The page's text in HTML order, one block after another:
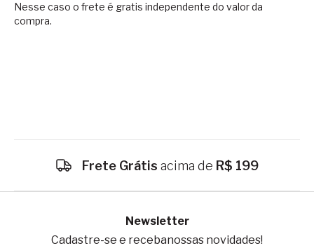
Nesse caso o frete é gratis independente do valor da
compra.
Frete Grátis acima de R$ 199
Newsletter
Cadastre-se e recebanossas novidades!